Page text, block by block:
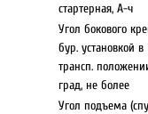
стартерная, А-ч
Угол бокового
бур. установкой в
трансп.
град, не более
Угол подъема